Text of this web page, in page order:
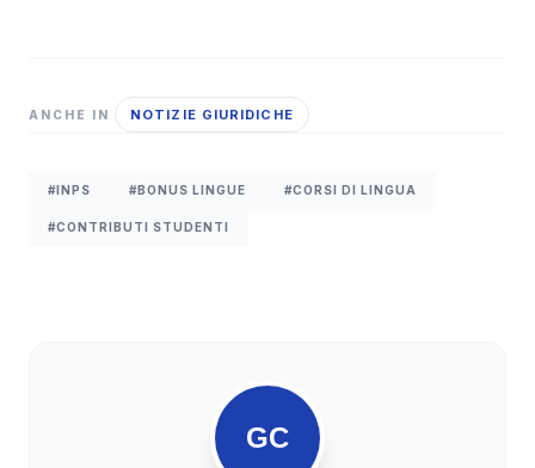
ANCHE IN NOTIZIE GIURIDICHE
#INPS #BONUS LINGUE #CORSI DI LINGUA
#CONTRIBUTI STUDENTI
GC